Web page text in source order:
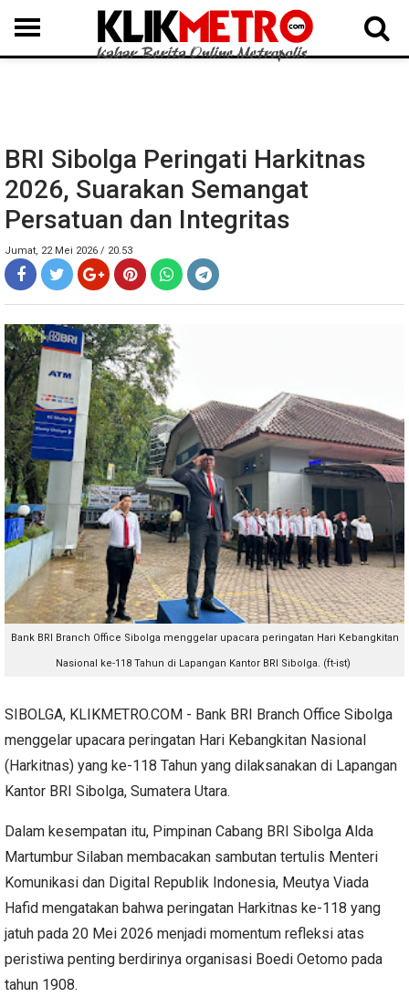
MEDAN LANGKAT DAIRI SAMOSIR TAPUT BATUBARA DELISERDANG
BRI Sibolga Peringati Harkitnas
2026, Suarakan Semangat
Persatuan dan Integritas
Jumat, 22 Mei 2026 / 20.53
Bank BRI Branch Office Sibolga menggelar upacara peringatan Hari Kebangkitan
Nasional ke-118 Tahun di Lapangan Kantor BRI Sibolga. (ft-ist)
SIBOLGA, KLIKMETRO.COM - Bank BRI Branch Office Sibolga
menggelar upacara peringatan Hari Kebangkitan Nasional
(Harkitnas) yang ke-118 Tahun yang dilaksanakan di Lapangan
Kantor BRI Sibolga, Sumatera Utara.
Dalam kesempatan itu, Pimpinan Cabang BRI Sibolga Alda
Martumbur Silaban membacakan sambutan tertulis Menteri
Komunikasi dan Digital Republik Indonesia, Meutya Viada
Hafid mengatakan bahwa peringatan Harkitnas ke-118 yang
jatuh pada 20 Mei 2026 menjadi momentum refleksi atas
peristiwa penting berdirinya organisasi Boedi Oetomo pada
tahun 1908.